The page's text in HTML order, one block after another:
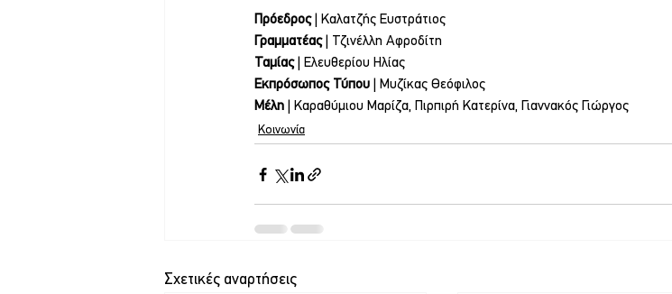
Πρόεδρος
| Καλατζής Ευστράτιος
Γραμματέας
| Τζινέλλη Αφροδίτη
Ταμίας
| Ελευθερίου Ηλίας
Εκπρόσωπος Τύπου | Μυζίκας Θεόφιλος
Μέλη | Καραθύμιου Μαρίζα, Πιρπιρή Κατερίνα, Γιαννακός Γιώργος
Κοινωνία
Σχετικές αναρτήσεις